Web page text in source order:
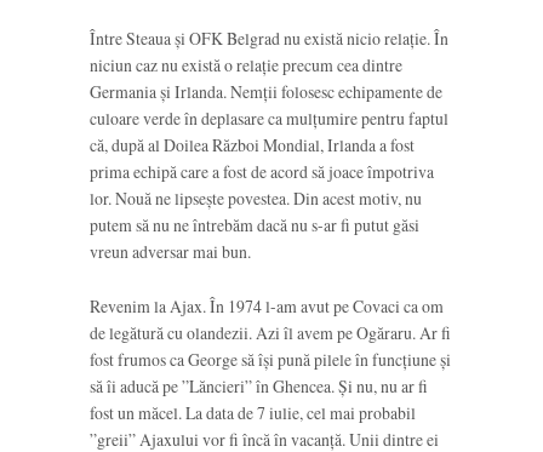
Între Steaua și OFK Belgrad nu există nicio relație. În
niciun caz nu există o relație precum cea dintre
Germania și Irlanda. Nemții folosesc echipamente de
culoare verde în deplasare ca mulțumire pentru faptul
că, după al Doilea Război Mondial, Irlanda a fost
prima echipă care a fost de acord să joace împotriva
lor. Nouă ne lipsește povestea. Din acest motiv, nu
putem să nu ne întrebăm dacă nu s-ar fi putut găsi
vreun adversar mai bun.
Revenim la Ajax. În 1974 l-am avut pe Covaci ca om
de legătură cu olandezii. Azi îl avem pe Ogăraru. Ar fi
fost frumos ca George să își pună pilele în funcțiune și
să îi aducă pe ”Lăncieri” în Ghencea. Și nu, nu ar fi
fost un măcel. La data de 7 iulie, cel mai probabil
”greii” Ajaxului vor fi încă în vacanță. Unii dintre ei